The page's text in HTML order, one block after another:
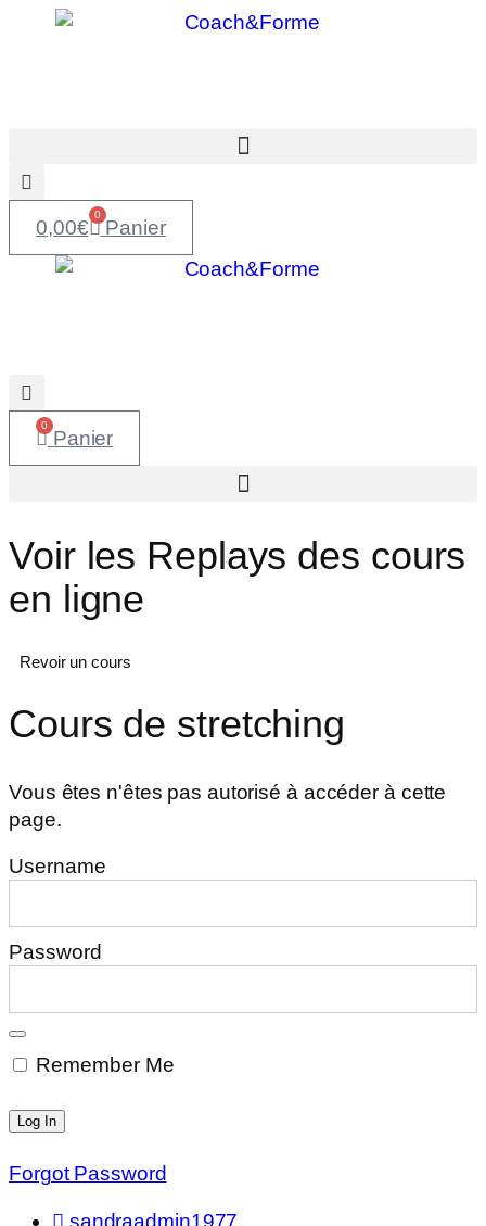
0,00€
0
Panier
0
Panier
Voir les Replays des cours
en ligne
Revoir un cours
Cours de stretching
Vous êtes n'êtes pas autorisé à accéder à cette
page.
Username
Password
Remember Me
Forgot Password
sandraadmin1977